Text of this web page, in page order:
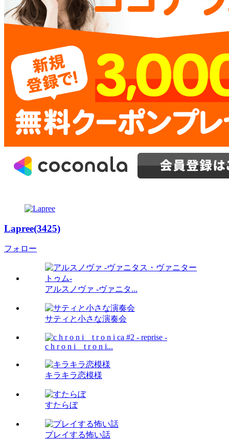
Lapree(3425)
フォロー
アルスノヴァ -ヴァニタ...
サティと小さな演奏会
c h r o n i _ t r o n i...
キラキラ恋模様
すたらぼ
プレイする怖い話